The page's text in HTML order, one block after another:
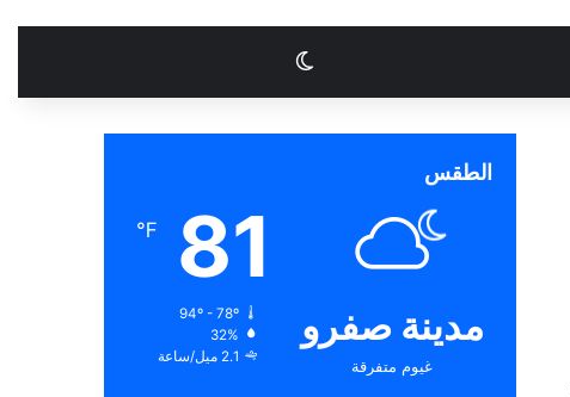
الوضع المظلم
الطقس
مدينة صفرو
غيوم متفرقة
81
℉
94º - 78º
32%
2.1 ميل/ساعة